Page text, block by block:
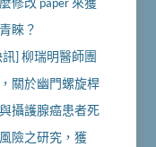
修改 paper 來獲
睞？
訊] 柳瑞明醫師團
關於幽門螺旋桿
攝護腺癌患者死
險之研究，獲